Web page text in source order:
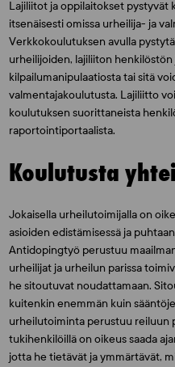
Lajiliitot ja oppilaitokset pystyvät
itsenäisesti omissa urheilija- ja
Verkkokoulutuksen avulla
urheilijoiden, lajiliiton
kilpailumanipulaatiosta tai sitä
valmentajakoulutusta. Lajiliitto
koulutuksen suorittaneista
raportointiportaalista.
Koulutusta
Jokaisella urheilutoimijalla on
asioiden edistämisessä ja
Antidopingtyö perustuu
urheilijat ja urheilun parissa
he sitoutuvat noudattamaan.
kuitenkin enemmän kuin
urheilutoiminta perustuu reiluun
tukihenkilöillä on oikeus saada
jotta he tietävät ja ymmärtävät,